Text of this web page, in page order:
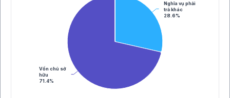
Nghĩa vụ phải
trả khác
28.6%
Vốn chủ sở
hữu
71.4%